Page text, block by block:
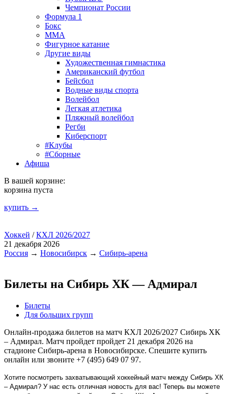
Чемпионат России
Формула 1
Бокс
MMA
Фигурное катание
Другие виды
Художественная гимнастика
Американский футбол
Бейсбол
Водные виды спорта
Волейбол
Легкая атлетика
Пляжный волейбол
Регби
Киберспорт
#Клубы
#Сборные
Афиша
В вашей корзине:
корзина пуста
купить →
Хоккей /КХЛ 2026/2027
21 декабря 2026
Россия → Новосибирск → Сибирь-арена
Билеты на Сибирь ХК — Адмирал
Билеты
Для больших групп
Онлайн-продажа билетов на матч КХЛ 2026/2027 Сибирь ХК
– Адмирал. Матч пройдет пройдет 21 декабря 2026 на
стадионе Сибирь-арена в Новосибирске. Спешите купить
онлайн или звоните +7 (495) 649 07 97.
Хотите посмотреть захватывающий хоккейный матч между Сибирь ХК
– Адмирал? У нас есть отличная новость для вас! Теперь вы можете